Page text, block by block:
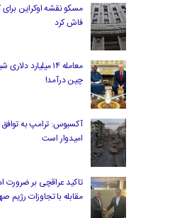
مسکو نقشه اوکراین برای
فاش کرد
معامله ۱۴
چین درآمد!
امیدوار است
تاکید عراقچی بر ضرورت
مقابله با تجاوزات رژیم